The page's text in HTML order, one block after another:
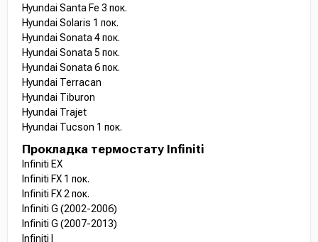
Hyundai Santa Fe 3 пок.
Hyundai Solaris 1 пок.
Hyundai Sonata 4 пок.
Hyundai Sonata 5 пок.
Hyundai Sonata 6 пок.
Hyundai Terracan
Hyundai Tiburon
Hyundai Trajet
Hyundai Tucson 1 пок.
Прокладка термостату Infiniti
Infiniti EX
Infiniti FX 1 пок.
Infiniti FX 2 пок.
Infiniti G (2002-2006)
Infiniti G (2007-2013)
Infiniti I